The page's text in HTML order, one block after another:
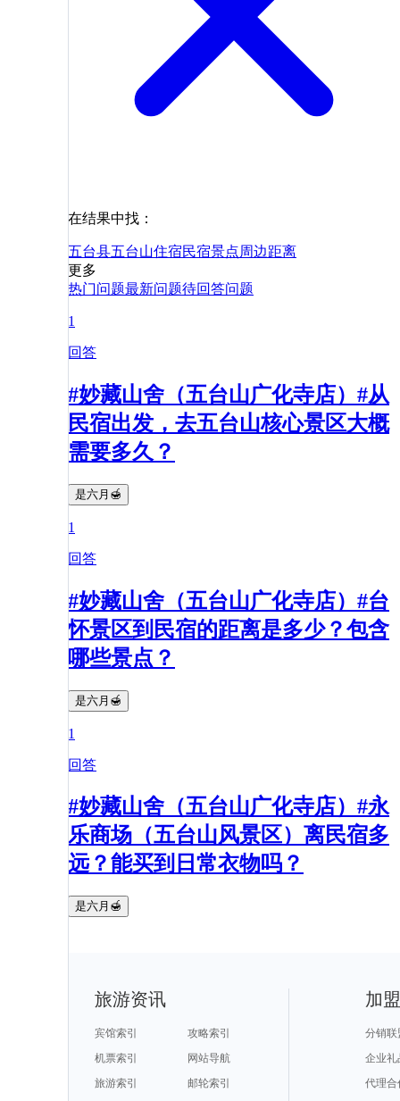
在结果中找：
五台县五台山住宿民宿景点周边距离
更多
热门问题最新问题待回答问题
1
回答
#妙藏山舍（五台山广化寺店）#从
民宿出发，去五台山核心景区大概
需要多久？
是六月🍯
1
回答
#妙藏山舍（五台山广化寺店）#台
怀景区到民宿的距离是多少？包含
哪些景点？
是六月🍯
1
回答
#妙藏山舍（五台山广化寺店）#永
乐商场（五台山风景区）离民宿多
远？能买到日常衣物吗？
是六月🍯
旅游资讯
宾馆索引
攻略索引
机票索引
网站导航
旅游索引
邮轮索引
加
分销联
企业礼
代理合